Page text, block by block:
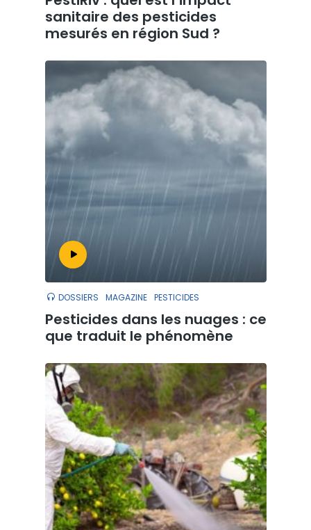
sanitaire des pesticides
mesurés en région Sud ?
DOSSIERS MAGAZINE PESTICIDES
Pesticides dans les nuages : ce
que traduit le phénomène